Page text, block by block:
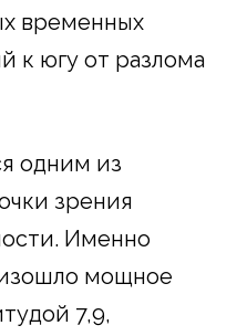
временных
к югу от разлома
одним из
зрения
Именно
мощное
7,9,